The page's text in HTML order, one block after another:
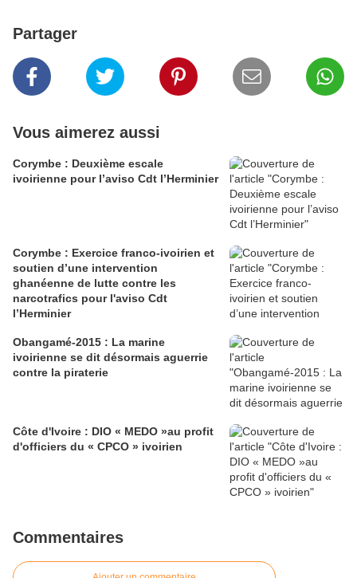
Partager
Vous aimerez aussi
Corymbe : Deuxième escale
ivoirienne pour l’aviso Cdt l’Herminier
Corymbe : Exercice franco-ivoirien et
soutien d’une intervention
ghanéenne de lutte contre les
narcotrafics pour l'aviso Cdt
l’Herminier
Obangamé-2015 : La marine
ivoirienne se dit désormais aguerrie
contre la piraterie
Côte d'Ivoire : DIO « MEDO »au profit
d'officiers du « CPCO » ivoirien
Commentaires